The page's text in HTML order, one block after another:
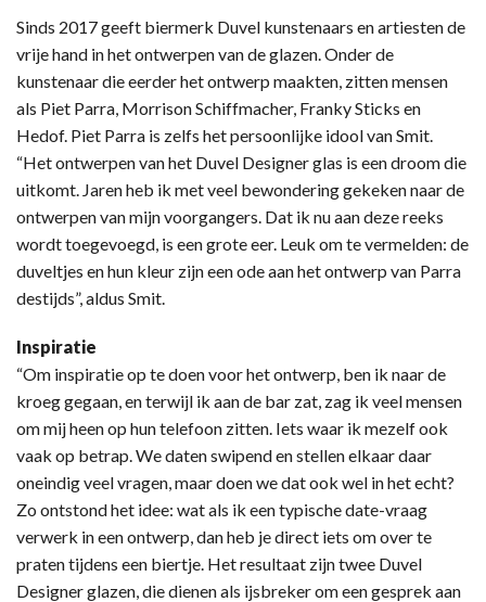
Sinds 2017 geeft biermerk Duvel kunstenaars en artiesten de
vrije hand in het ontwerpen van de glazen. Onder de
kunstenaar die eerder het ontwerp maakten, zitten mensen
als Piet Parra, Morrison Schiffmacher, Franky Sticks en
Hedof. Piet Parra is zelfs het persoonlijke idool van Smit.
“Het ontwerpen van het Duvel Designer glas is een droom die
uitkomt. Jaren heb ik met veel bewondering gekeken naar de
ontwerpen van mijn voorgangers. Dat ik nu aan deze reeks
wordt toegevoegd, is een grote eer. Leuk om te vermelden: de
duveltjes en hun kleur zijn een ode aan het ontwerp van Parra
destijds”, aldus Smit.
Inspiratie
“Om inspiratie op te doen voor het ontwerp, ben ik naar de
kroeg gegaan, en terwijl ik aan de bar zat, zag ik veel mensen
om mij heen op hun telefoon zitten. Iets waar ik mezelf ook
vaak op betrap. We daten swipend en stellen elkaar daar
oneindig veel vragen, maar doen we dat ook wel in het echt?
Zo ontstond het idee: wat als ik een typische date-vraag
verwerk in een ontwerp, dan heb je direct iets om over te
praten tijdens een biertje. Het resultaat zijn twee Duvel
Designer glazen, die dienen als ijsbreker om een gesprek aan